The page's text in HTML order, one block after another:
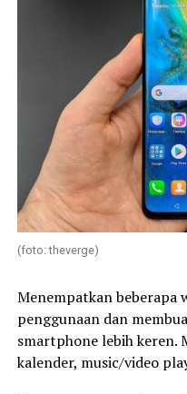
(foto: theverge)
Menempatkan beberapa
penggunaan dan
smartphone lebih keren.
kalender, music/video